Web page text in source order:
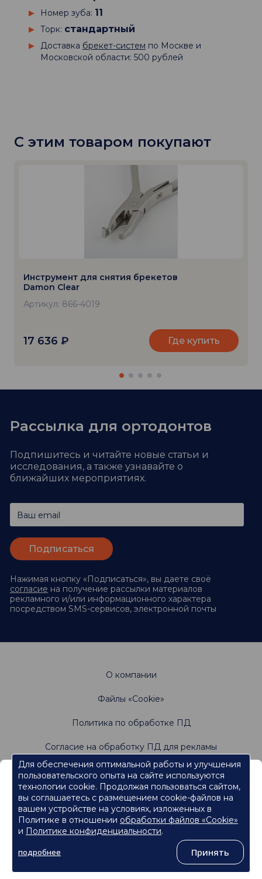
Номер зуба: 11
Торк: стандартный
Доставка брекет-систем по Москве и
Московской области: 500 рублей
С этим товаром покупают
Инструмент для снятия брекетов
Damon Clear
Артикул: 866-4019
17 636 ₽ Где купить
Рассылка для ортодонтов
Подпишитесь и читайте новые статьи и
исследования, а также узнавайте о
ближайших мероприятиях.
Ваш email
Нажимая кнопку «Подписаться», вы даете своё
согласие на получение рассылки материалов
рекламного и/или информационного характера
посредством SMS-сервисов, электронной почты
, 2026
О компании
Файлы «Cookie»
Политика по обработке ПД
Согласие на обработку ПД для рекламы
Не является офертой. Имеются противопоказания.
Проконсультируйтесь со специалистами
Информация, содержащаяся на данном веб-
сайте, предназначена для работников
сферы здравоохранения.
Нажмите кнопку "Продолжить", чтобы подтвердить, что
являетесь работником сферы здравоохранения и перейти к
Для обеспечения оптимальной работы и улучшения
пользовательского опыта на сайте используются
технологии cookie. Продолжая пользоваться сайтом,
вы соглашаетесь с размещением cookie-файлов на
вашем устройстве на условиях, изложенных в
Политике в отношении обработки файлов «Cookie»
и Политике конфиденциальности.
подробнее
Принять